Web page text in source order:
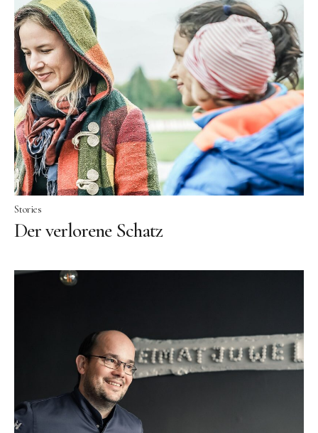
Services | Leistungen
FacebookInstagram
Stories
Der verlorene Schatz